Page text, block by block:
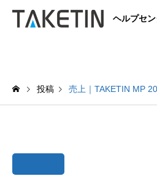
ヘルプセ
投稿 売上｜TAKETIN MP